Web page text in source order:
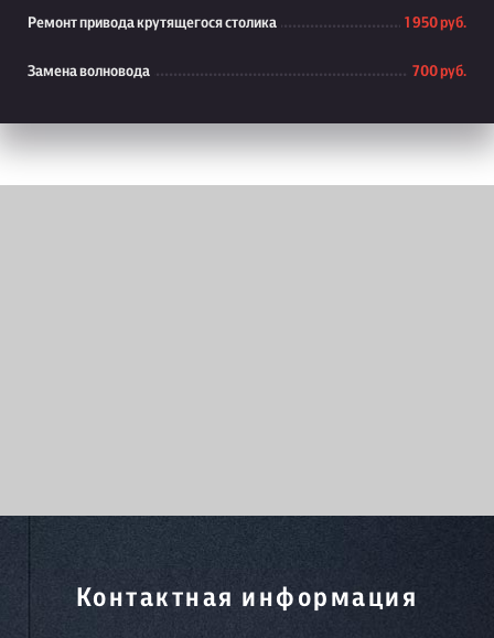
Ремонт привода крутящегося столика 1 950 руб.
Замена волновода 700 руб.
Контактная информация